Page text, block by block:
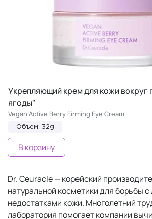
Укрепляющий крем для кожи вокруг
ягоды"
Vegan Active Berry Firming Eye Cream
Объем: 32g
В корзину
Dr. Ceuracle — корейский
натуральной косметики для борьбы
недостатками кожи. Многолетний
лаборатория помогает компании